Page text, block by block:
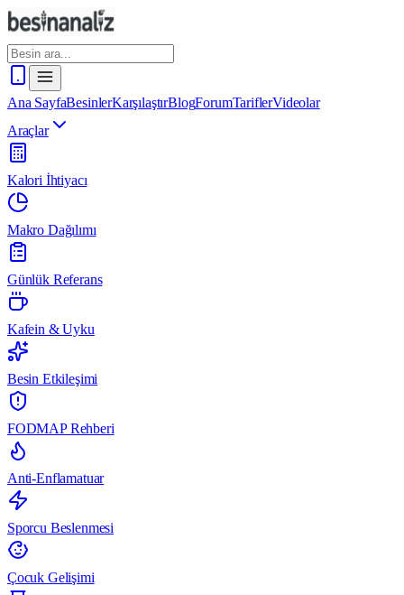
Ana SayfaBesinlerKarşılaştırBlogForumTariflerVideolar
Araçlar
Kalori İhtiyacı
Makro Dağılımı
Günlük Referans
Kafein & Uyku
Besin Etkileşimi
FODMAP Rehberi
Anti-Enflamatuar
Sporcu Beslenmesi
Çocuk Gelişimi